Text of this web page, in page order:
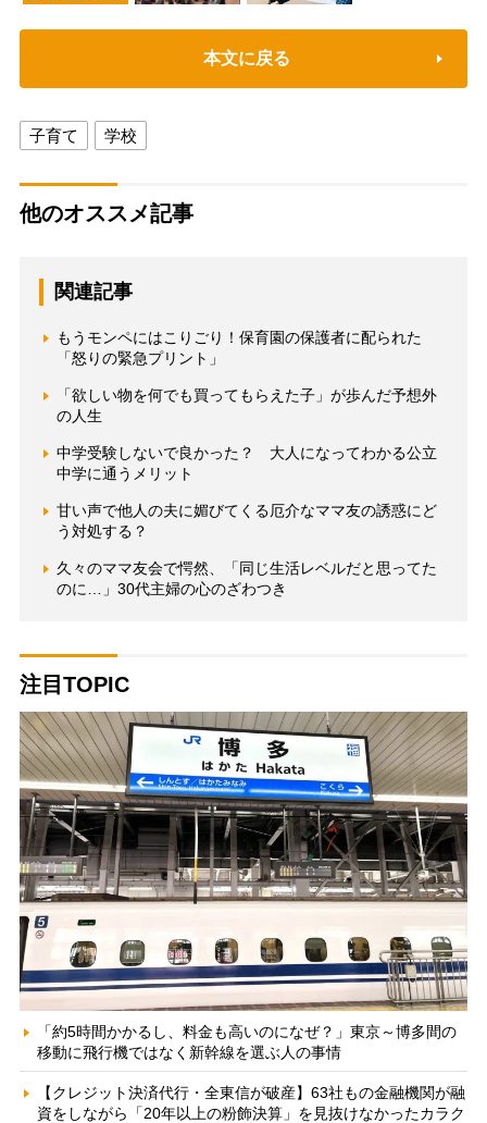
本文に戻る
子育て 学校
他のオススメ記事
関連記事
もうモンペにはこりごり！保育園の保護者に配られた
「怒りの緊急プリント」
「欲しい物を何でも買ってもらえた子」が歩んだ予想外
の人生
中学受験しないで良かった？ 大人になってわかる公立
中学に通うメリット
甘い声で他人の夫に媚びてくる厄介なママ友の誘惑にど
う対処する？
久々のママ友会で愕然、「同じ生活レベルだと思ってた
のに…」30代主婦の心のざわつき
注目TOPIC
「約5時間かかるし、料金も高いのになぜ？」東京～博多間の
移動に飛行機ではなく新幹線を選ぶ人の事情
【クレジット決済代行・全東信が破産】63社もの金融機関が融
資をしながら「20年以上の粉飾決算」を見抜けなかったカラク